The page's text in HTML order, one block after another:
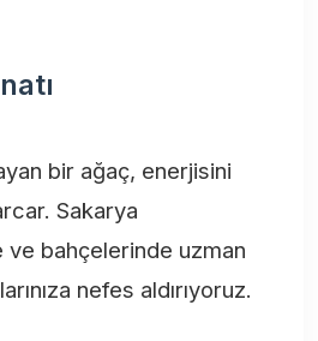
bir ağaç, enerjisini
Sakarya
bahçelerinde uzman
nefes aldırıyoruz.